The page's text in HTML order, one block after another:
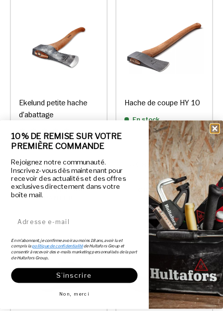
Ekelund petite hache
d’abattage
En stock
€148,45
AJOUTER AU
Hache de coupe HY 10
En stock
€86,45
CHOISIR DES
OPTIONS
10 % DE REMISE SUR VOTRE
PREMIÈRE COMMANDE
Rejoignez notre communauté.
Inscrivez-vous dès maintenant pour
recevoir des actualités et des offres
exclusives directement dans votre
boîte mail.
Adresse e-mail
En m’abonnant, je confirme avoir au moins 18 ans, avoir lu et
compris lapolitique de confidentialitéde Hultafors Group et
consentir à recevoir des e-mails marketing personnalisés de la part
de Hultafors Group..
S’inscrire
Non, merci